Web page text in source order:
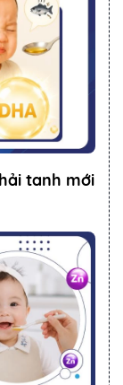
tanh mới